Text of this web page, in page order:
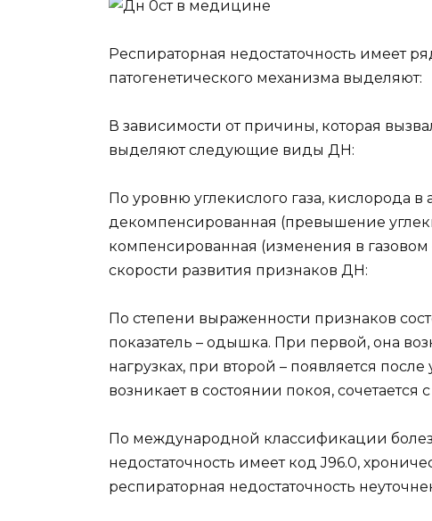
Респираторная недостаточность имеет
патогенетического механизма выделяют:
В зависимости от причины, которая
выделяют следующие виды ДН:
По уровню углекислого газа, кислорода
декомпенсированная (превышение
компенсированная (изменения в газовом
скорости развития признаков ДН:
По степени выраженности признаков
показатель – одышка. При первой, она
нагрузках, при второй – появляется
возникает в состоянии покоя,
По международной классификации
недостаточность имеет код J96.0,
респираторная недостаточность